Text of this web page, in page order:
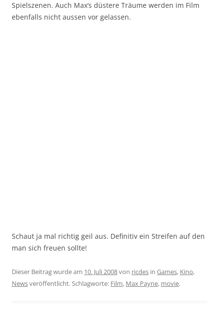
Spielszenen. Auch Max’s düstere Träume werden im Film
ebenfalls nicht aussen vor gelassen.
Schaut ja mal richtig geil aus. Definitiv ein Streifen auf den
man sich freuen sollte!
Dieser Beitrag wurde am 10. Juli 2008von ricdes in Games, Kino,
Newsveröffentlicht. Schlagworte: Film, Max Payne, movie.